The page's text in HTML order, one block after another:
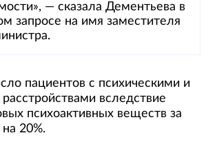
— сказала Дементьева в
запросе на имя заместителя
пациентов с психическими и
вследствие
психоактивных веществ за
20%.